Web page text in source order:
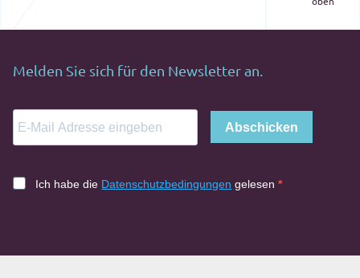
Melden Sie sich für den Newsletter an.
Abschicken
Ich habe die Datenschutzbedingungen gelesen